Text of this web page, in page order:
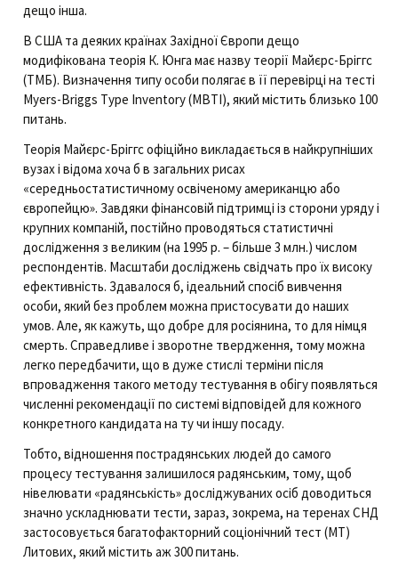
дещо інша.
В США та деяких країнах Західної Європи дещо
модифікована теорія К. Юнга має назву теорії Майєрс-Бріггс
(ТМБ). Визначення типу особи полягає в її перевірці на тесті
Myers-Briggs Type Inventory (MBTI), який містить близько 100
питань.
Теорія Майєрс-Бріггс офіційно викладається в найкрупніших
вузах і відома хоча б в загальних рисах
«середньостатистичному освіченому американцю або
європейцю». Завдяки фінансовій підтримці із сторони уряду і
крупних компаній, постійно проводяться статистичні
дослідження з великим (на 1995 р. – більше 3 млн.) числом
респондентів. Масштаби досліджень свідчать про їх високу
ефективність. Здавалося б, ідеальний спосіб вивчення
особи, який без проблем можна пристосувати до наших
умов. Але, як кажуть, що добре для росіянина, то для німця
смерть. Справедливе і зворотне твердження, тому можна
легко передбачити, що в дуже стислі терміни після
впровадження такого методу тестування в обігу появляться
численні рекомендації по системі відповідей для кожного
конкретного кандидата на ту чи іншу посаду.
Тобто, відношення пострадянських людей до самого
процесу тестування залишилося радянським, тому, щоб
нівелювати «радянськість» досліджуваних осіб доводиться
значно ускладнювати тести, зараз, зокрема, на теренах СНД
застосовується багатофакторний соціонічний тест (МТ)
Литових, який містить аж 300 питань.